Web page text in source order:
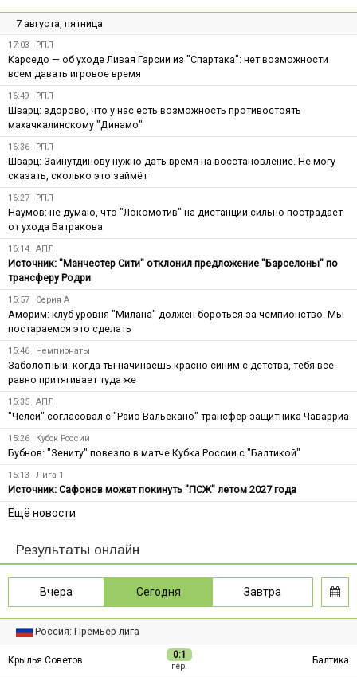
7 августа, пятница
17:03 РПЛ
Карседо — об уходе Ливая Гарсии из "Спартака": нет возможности
всем давать игровое время
16:49 РПЛ
Шварц: здорово, что у нас есть возможность противостоять
махачкалинскому "Динамо"
16:36 РПЛ
Шварц: Зайнутдинову нужно дать время на восстановление. Не могу
сказать, сколько это займёт
16:27 РПЛ
Наумов: не думаю, что "Локомотив" на дистанции сильно пострадает
от ухода Батракова
16:14 АПЛ
Источник: "Манчестер Сити" отклонил предложение "Барселоны" по
трансферу Родри
15:57 Серия А
Аморим: клуб уровня "Милана" должен бороться за чемпионство. Мы
постараемся это сделать
15:46 Чемпионаты
Заболотный: когда ты начинаешь красно-синим с детства, тебя все
равно притягивает туда же
15:35 АПЛ
"Челси" согласовал с "Райо Вальекано" трансфер защитника Чаварриа
15:26 Кубок России
Бубнов: "Зениту" повезло в матче Кубка России с "Балтикой"
15:13 Лига 1
Источник: Сафонов может покинуть "ПСЖ" летом 2027 года
Ещё новости
Результаты онлайн
Вчера Сегодня Завтра
Россия: Премьер-лига
Крылья Советов 0:1
пер.
Балтика